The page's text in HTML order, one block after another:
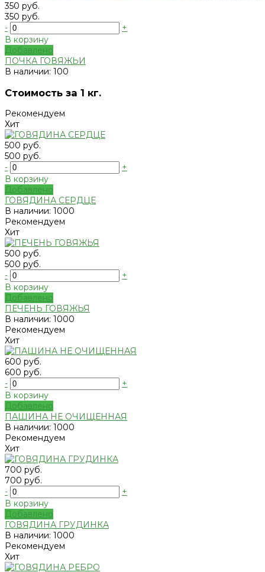
350 руб.
350 руб.
-
+
В корзину
Добавлено
ПОЧКА ГОВЯЖЬИ
В наличии: 100
Стоимость за 1 кг.
Рекомендуем
Хит
500 руб.
500 руб.
-
+
В корзину
Добавлено
ГОВЯДИНА СЕРДЦЕ
В наличии: 1000
Рекомендуем
Хит
500 руб.
500 руб.
-
+
В корзину
Добавлено
ПЕЧЕНЬ ГОВЯЖЬЯ
В наличии: 1000
Рекомендуем
Хит
600 руб.
600 руб.
-
+
В корзину
Добавлено
ПАШИНА НЕ ОЧИЩЕННАЯ
В наличии: 1000
Рекомендуем
Хит
700 руб.
700 руб.
-
+
В корзину
Добавлено
ГОВЯДИНА ГРУДИНКА
В наличии: 1000
Рекомендуем
Хит